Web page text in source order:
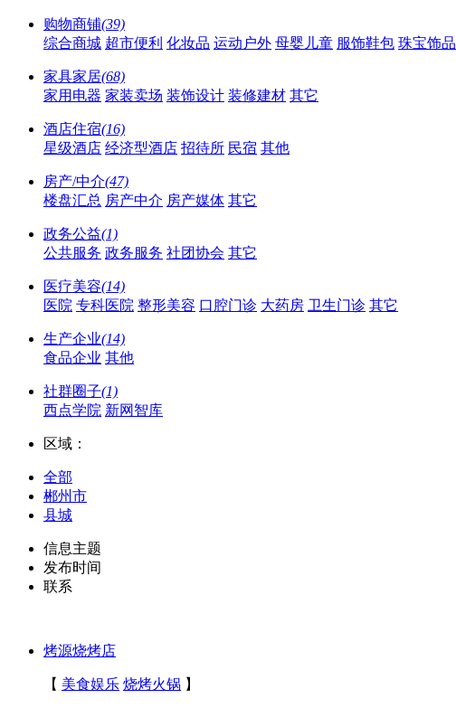
购物商铺(39)
综合商城 超市便利 化妆品 运动户外 母婴儿童 服饰鞋包 珠宝饰品
家具家居(68)
家用电器 家装卖场 装饰设计 装修建材 其它
酒店住宿(16)
星级酒店 经济型酒店 招待所 民宿 其他
房产/中介(47)
楼盘汇总 房产中介 房产媒体 其它
政务公益(1)
公共服务 政务服务 社团协会 其它
医疗美容(14)
医院 专科医院 整形美容 口腔门诊 大药房 卫生门诊 其它
生产企业(14)
食品企业 其他
社群圈子(1)
西点学院 新网智库
区域：
全部
郴州市
县城
信息主题
发布时间
联系
烤源烧烤店
【 美食娱乐 烧烤火锅 】